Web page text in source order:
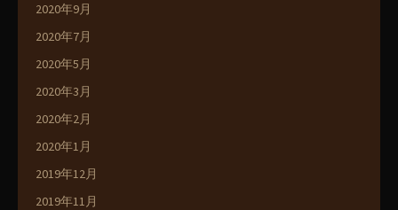
2020年9月
2020年7月
2020年5月
2020年3月
2020年2月
2020年1月
2019年12月
2019年11月